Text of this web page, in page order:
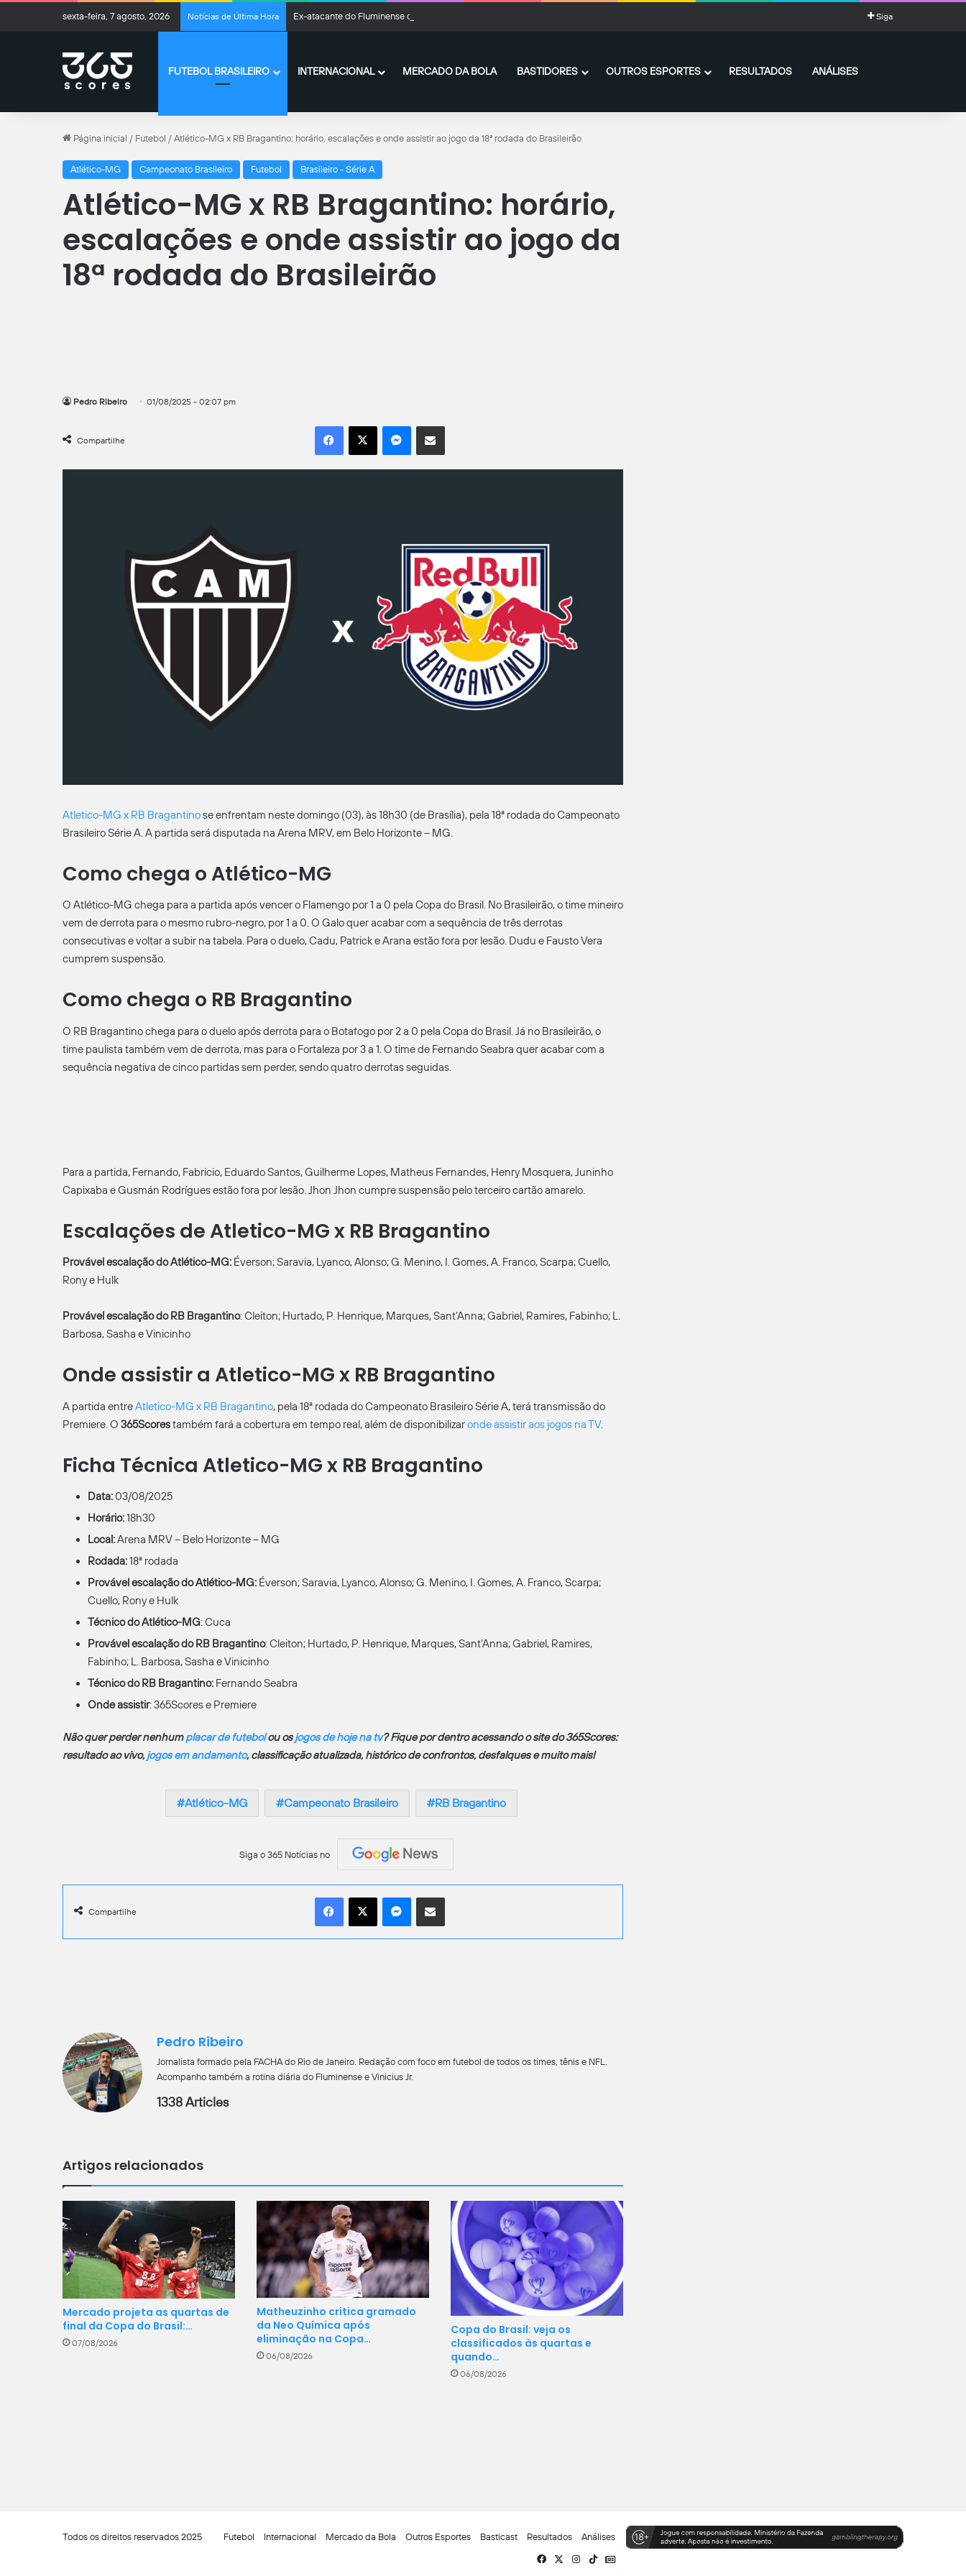
sexta-feira, 7 agosto, 2026 Notícias de Última Hora Ex-atacante do Fluminense desperta interesse de Arsenal e Manchester United Siga
FUTEBOL BRASILEIRO INTERNACIONAL MERCADO DA BOLA BASTIDORES OUTROS ESPORTES RESULTADOS ANÁLISES
Página inicial / Futebol / Atlético-MG x RB Bragantino: horário, escalações e onde assistir ao jogo da 18ª rodada do Brasileirão
Atlético-MG Campeonato Brasileiro Futebol Brasileiro - Série A
Atlético-MG x RB Bragantino: horário,
escalações e onde assistir ao jogo da
18ª rodada do Brasileirão
Pedro Ribeiro 01/08/2025 - 02:07 pm
Compartilhe
Facebook
X MessengerCompartilhar por e-mail
Atletico-MG x RB Bragantinose enfrentam neste domingo (03), às 18h30 (de Brasília), pela 18ª rodada do Campeonato
Brasileiro Série A. A partida será disputada na Arena MRV, em Belo Horizonte – MG.
Como chega o Atlético-MG
O Atlético-MG chega para a partida após vencer o Flamengo por 1 a 0 pela Copa do Brasil. No Brasileirão, o time mineiro
vem de derrota para o mesmo rubro-negro, por 1 a 0. O Galo quer acabar com a sequência de três derrotas
consecutivas e voltar a subir na tabela. Para o duelo, Cadu, Patrick e Arana estão fora por lesão. Dudu e Fausto Vera
cumprem suspensão.
Como chega o RB Bragantino
O RB Bragantino chega para o duelo após derrota para o Botafogo por 2 a 0 pela Copa do Brasil. Já no Brasileirão, o
time paulista também vem de derrota, mas para o Fortaleza por 3 a 1. O time de Fernando Seabra quer acabar com a
sequência negativa de cinco partidas sem perder, sendo quatro derrotas seguidas.
Para a partida, Fernando, Fabricio, Eduardo Santos, Guilherme Lopes, Matheus Fernandes, Henry Mosquera, Juninho
Capixaba e Gusmán Rodrígues estão fora por lesão. Jhon Jhon cumpre suspensão pelo terceiro cartão amarelo.
Escalações de Atletico-MG x RB Bragantino
Provável escalação do Atlético-MG: Éverson; Saravia, Lyanco, Alonso; G. Menino, I. Gomes, A. Franco, Scarpa; Cuello,
Rony e Hulk
Provável escalação do RB Bragantino: Cleiton; Hurtado, P. Henrique, Marques, Sant’Anna; Gabriel, Ramires, Fabinho; L.
Barbosa, Sasha e Vinicinho
Onde assistir a Atletico-MG x RB Bragantino
A partida entreAtletico-MG x RB Bragantino, pela 18ª rodada do Campeonato Brasileiro Série A, terá transmissão do
Premiere. O 365Scorestambém fará a cobertura em tempo real, além de disponibilizaronde assistir aos jogos na TV.
Ficha Técnica Atletico-MG x RB Bragantino
Data:03/08/2025
Horário:18h30
Local:Arena MRV – Belo Horizonte – MG
Rodada:18ª rodada
Provável escalação do Atlético-MG: Éverson; Saravia, Lyanco, Alonso; G. Menino, I. Gomes, A. Franco, Scarpa;
Cuello, Rony e Hulk
Técnico do Atlético-MG: Cuca
Provável escalação do RB Bragantino: Cleiton; Hurtado, P. Henrique, Marques, Sant’Anna; Gabriel, Ramires,
Fabinho; L. Barbosa, Sasha e Vinicinho
Técnico do RB Bragantino: Fernando Seabra
Onde assistir: 365Scores e Premiere
Não quer perder nenhumplacar de futebolou osjogos de hoje na tv? Fique por dentro acessando o site do 365Scores:
resultado ao vivo,jogos em andamento, classificação atualizada, histórico de confrontos, desfalques e muito mais!
Atlético-MG Campeonato Brasileiro RB Bragantino
Siga o 365 Notícias no
Compartilhe
Facebook
X MessengerCompartilhar por e-mail
Pedro Ribeiro
Jornalista formado pela FACHA do Rio de Janeiro. Redação com foco em futebol de todos os times, tênis e NFL.
Acompanho também a rotina diária do Fluminense e Vinicius Jr.
1338 Articles
Artigos relacionados
Mercado projeta as quartas de
final da Copa do Brasil:…
07/08/2026
Matheuzinho critica gramado
da Neo Química após
eliminação na Copa…
06/08/2026
Copa do Brasil: veja os
classificados às quartas e
quando…
06/08/2026
Todos os direitos reservados 2025 Futebol Internacional Mercado da Bola Outros Esportes Basticast Resultados
Análises
Facebook
X Instagram
TikTokSiga-